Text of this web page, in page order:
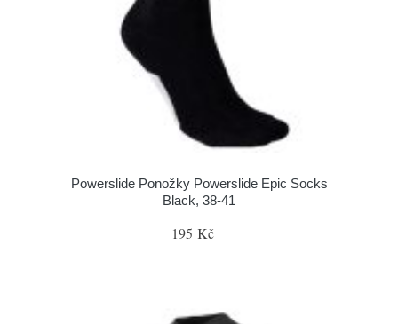
Powerslide Ponožky Powerslide Epic Socks
Black, 38-41
195 Kč